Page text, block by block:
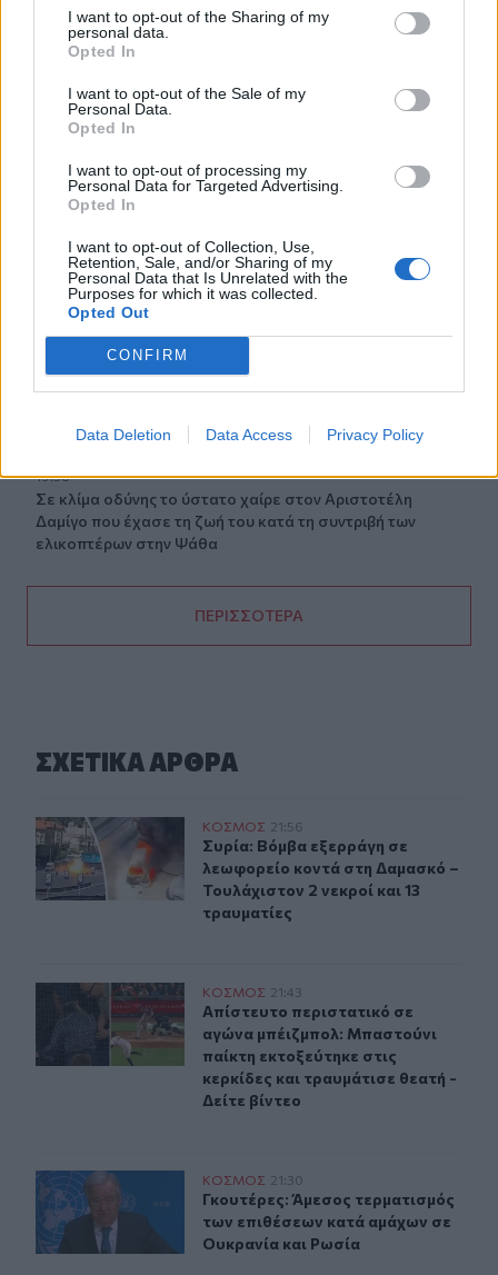
I want to opt-out of the Sharing of my
personal data.
Opted In
I want to opt-out of the Sale of my
Personal Data.
Opted In
I want to opt-out of processing my
Personal Data for Targeted Advertising.
Opted In
I want to opt-out of Collection, Use,
Retention, Sale, and/or Sharing of my
Personal Data that Is Unrelated with the
Purposes for which it was collected.
Opted Out
CONFIRM
Data Deletion Data Access Privacy Policy
20:29
Ιεράπετρα: Χειροπέδες σε 20χρονο φερόμενο διακινητή
Λιμάνι Ηρακλείου: Έμπλεξε ο κάβος στην προπέλα του
πλοίου!
Γερμανία: Τουλάχιστον 25 τραυματίες, οι επτά σοβαρά,
από σύγκρουση δύο τραμ - Δείτε βίντεο
20:06
Οργανωτικό λίφτινγκ χρειάζονται οι δήμοι
δεν είναι ατύχημα αλλά έγκλημα συνεχιζόμενο
19:56
Σε κλίμα οδύνης το ύστατο χαίρε στον Αριστοτέλη
Δαμίγο που έχασε τη ζωή του κατά τη συντριβή των
ελικοπτέρων στην Ψάθα
ΠΕΡΙΣΣΟΤΕΡΑ
ΣΧΕΤΙΚA AΡΘΡΑ
Συρία: Βόμβα εξερράγη σε λεωφορείο κοντά στη
ΚΟΣΜΟΣ 21:56
Συρία: Βόμβα εξερράγη σε
Συρία: Βόμβα εξερράγη σε
λεωφορείο κοντά στη Δαμασκό –
Τουλάχιστον 2 νεκροί και 13
τραυματίες
Απίστευτο περιστατικό σε αγώνα μπέιζμπολ:
ΚΟΣΜΟΣ 21:43
Απίστευτο περιστατικό σε αγώνα
Απίστευτο περιστατικό σε
αγώνα μπέιζμπολ: Μπαστούνι
παίκτη εκτοξεύτηκε στις
κερκίδες και τραυμάτισε θεατή -
Δείτε βίντεο
Γκουτέρες: Άμεσος τερματισμός των επιθέσεων κατά
ΚΟΣΜΟΣ 21:30
Γκουτέρες: Άμεσος τερματισμός
Γκουτέρες: Άμεσος τερματισμός
των επιθέσεων κατά αμάχων σε
Ουκρανία και Ρωσία